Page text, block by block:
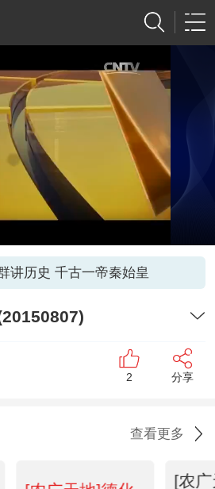
讲历史 千古一帝秦始皇
2 分享
查看更多
[农